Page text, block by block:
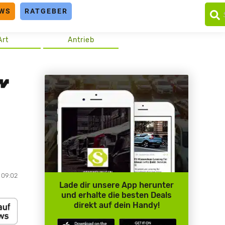
RATGEBER
Antrieb
Lade dir unsere App herunter
und erhalte die besten Deals
direkt auf dein Handy!